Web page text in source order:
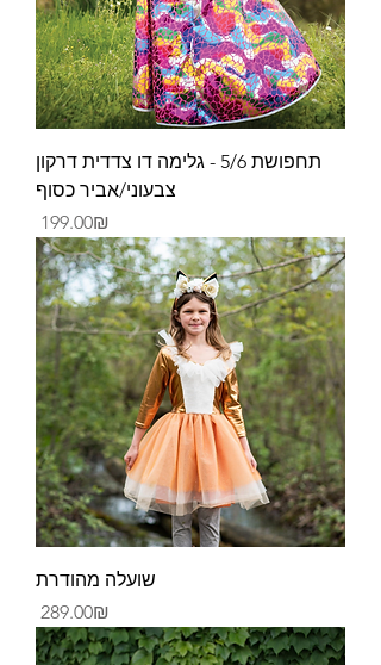
תחפושת 5/6 - גלימה דו צדדית דרקון
צבעוני/אביר כסוף
Price
‏199.00 ‏₪
שועלה מהודרת
Price
‏289.00 ‏₪